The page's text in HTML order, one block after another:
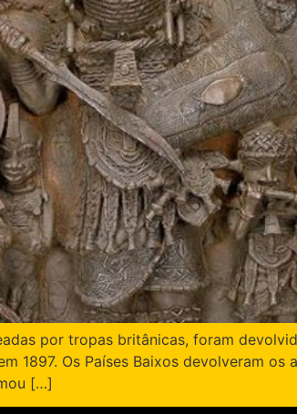
por tropas britânicas, foram
1897. Os Países Baixos devolveram
[…]